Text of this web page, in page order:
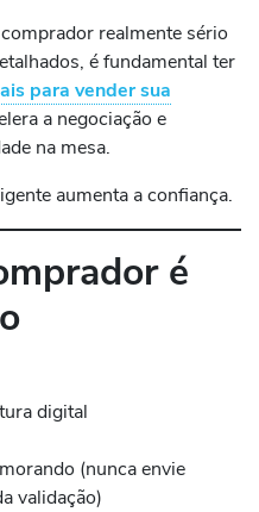
realmente sério
é fundamental ter
para vender sua
a negociação e
na mesa.
aumenta a confiança.
é
digital
(nunca envie
validação)